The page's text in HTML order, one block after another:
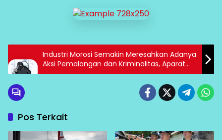
Industri Morosi Semakin Meresahkan Adanya
Aksi Pemalangan dan Kriminalitas, Aparat
Keamanan Dimana ?
Pos Terkait